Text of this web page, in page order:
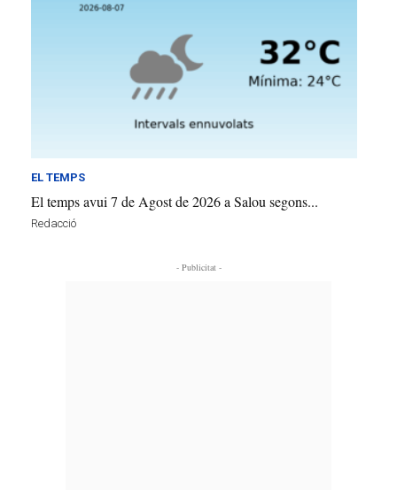
EL TEMPS
El temps avui 7 de Agost de 2026 a Salou segons...
Redacció
- Publicitat -